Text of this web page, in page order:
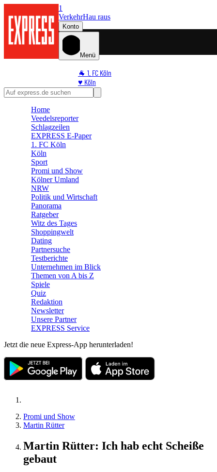
1
VerkehrHau raus
Konto
Menü
🐐 1. FC Köln
♥️ Köln
⭐ Promi
🛒 Shoppingwelt
Home
Veedelsreporter
Schlagzeilen
EXPRESS E-Paper
1. FC Köln
Köln
Sport
Promi und Show
Kölner Umland
NRW
Politik und Wirtschaft
Panorama
Ratgeber
Witz des Tages
Shoppingwelt
Dating
Partnersuche
Testberichte
Unternehmen im Blick
Themen von A bis Z
Spiele
Quiz
Redaktion
Newsletter
Unsere Partner
EXPRESS Service
Jetzt die neue Express-App herunterladen!
Promi und Show
Martin Rütter
Martin Rütter: Ich hab echt Scheiße
gebaut